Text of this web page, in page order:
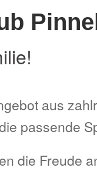
aus
passende
die Freude